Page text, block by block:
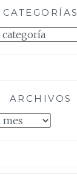
CATEGORÍAS
ARCHIVOS